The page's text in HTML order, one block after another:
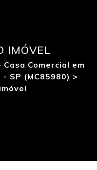
IMÓVEL
Casa Comercial em
- SP (MC85980) >